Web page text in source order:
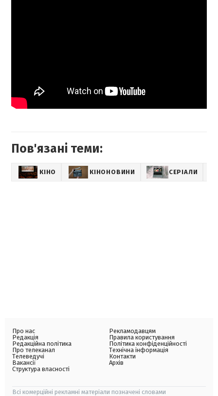
Пов'язані теми:
КІНО КІНОНОВИНИ СЕРІАЛИ
Про нас
Редакція
Редакційна політика
Про телеканал
Телеведучі
Вакансії
Структура власності
Рекламодавцям
Правила користування
Політика конфіденційності
Технічна інформація
Контакти
Архів
Всі комерційні рекламні матеріали позначені словами